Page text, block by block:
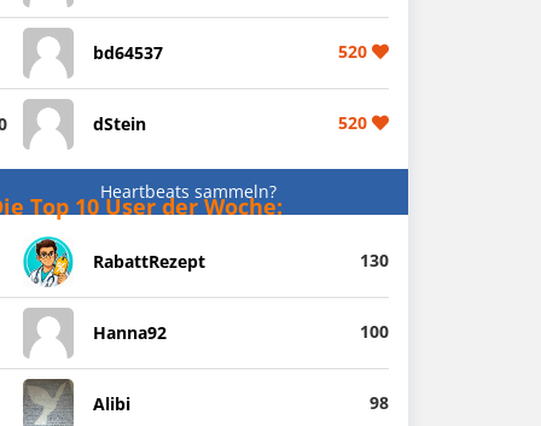
bd64537 520
dStein 520
Heartbeats sammeln?
Top 10 User der Woche:
RabattRezept 130
Hanna92 100
Alibi 98